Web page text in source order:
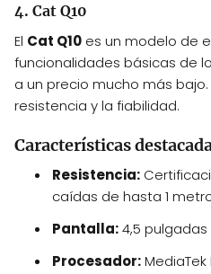
4. Cat Q10
El Cat Q10 es un modelo de
funcionalidades básicas de
a un precio mucho más
resistencia y la fiabilidad.
Características
Resistencia:
caídas de hasta 1
Pantalla:4,5 pulgadas
Procesador:MediaTek